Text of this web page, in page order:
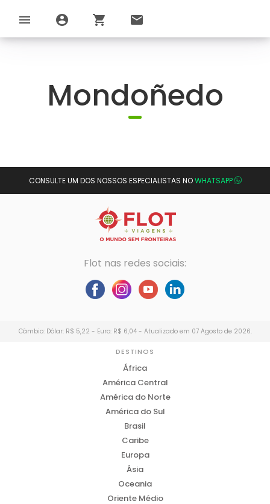
menu account_circle shopping_cart email
Mondoñedo
CONSULTE UM DOS NOSSOS ESPECIALISTAS NOWHATSAPP
Flot nas redes sociais:
Câmbio: Dólar: R$ 5,22 - Euro: R$ 6,04 - Atualizado em 07 Agosto de 2026.
DESTINOS
África
América Central
América do Norte
América do Sul
Brasil
Caribe
Europa
Ásia
Oceania
Oriente Médio